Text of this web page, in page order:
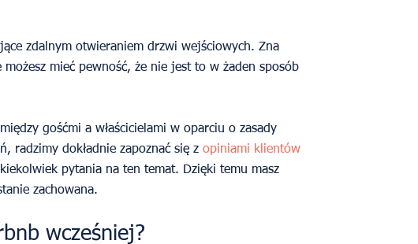
zdalnym otwieraniem drzwi wejściowych. Zna
mieć pewność, że nie jest to w żaden sposób
gośćmi a właścicielami w oparciu o zasady
radzimy dokładnie zapoznać się z opiniami klientów
pytania na ten temat. Dzięki temu masz
zachowana.
wcześniej?